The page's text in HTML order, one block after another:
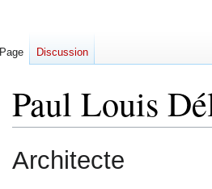
Paul Louis
Aller
à
Aller
à
Architecte
Page Discussion